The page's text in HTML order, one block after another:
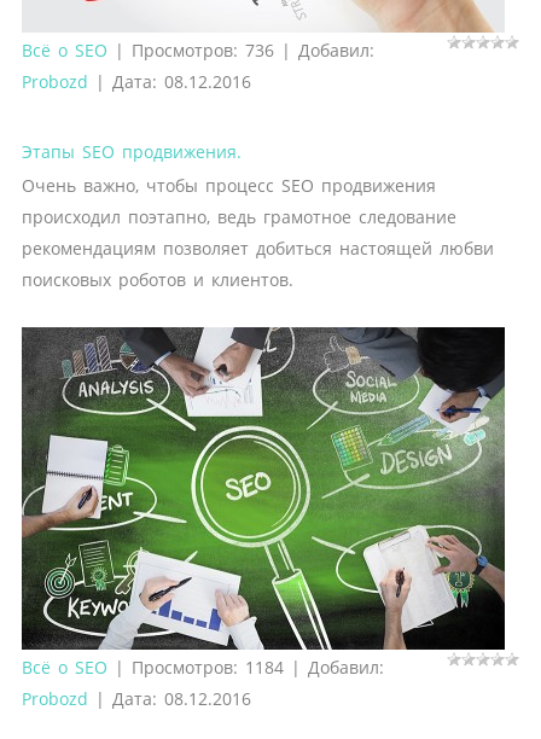
Всё о SEO | Просмотров: 736 | Добавил:
Probozd | Дата: 08.12.2016
Этапы SEO продвижения.
Очень важно, чтобы процесс SEO продвижения
происходил поэтапно, ведь грамотное следование
рекомендациям позволяет добиться настоящей любви
поисковых роботов и клиентов.
Всё о SEO | Просмотров: 1184 | Добавил:
Probozd | Дата: 08.12.2016